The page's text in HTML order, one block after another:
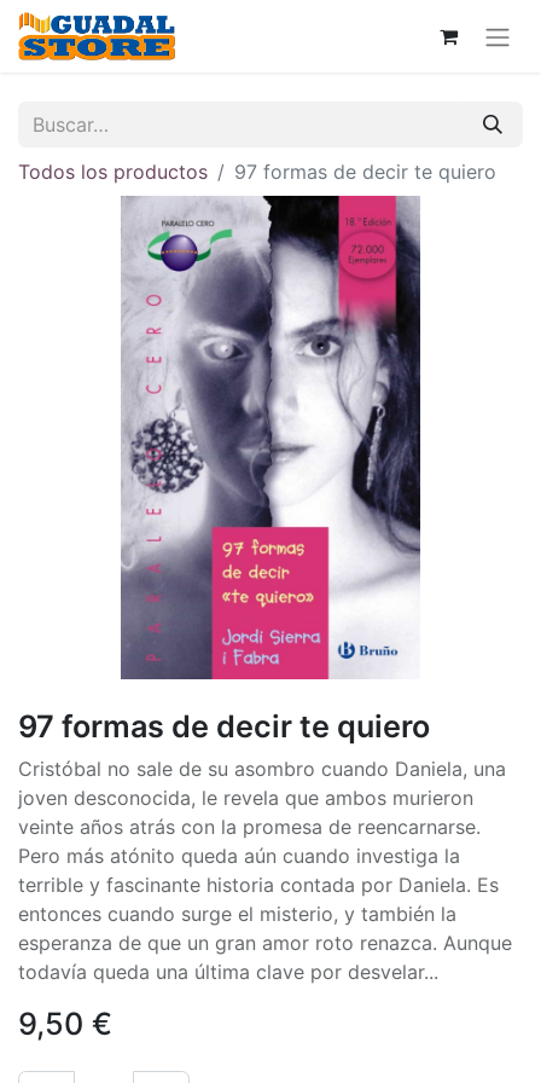
Todos los productos 97 formas de decir te quiero
97 formas de decir te quiero
Cristóbal no sale de su asombro cuando Daniela, una
joven desconocida, le revela que ambos murieron
veinte años atrás con la promesa de reencarnarse.
Pero más atónito queda aún cuando investiga la
terrible y fascinante historia contada por Daniela. Es
entonces cuando surge el misterio, y también la
esperanza de que un gran amor roto renazca. Aunque
todavía queda una última clave por desvelar...
9,50 €